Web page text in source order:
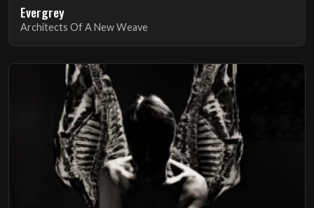
Evergrey
Architects Of A New Weave